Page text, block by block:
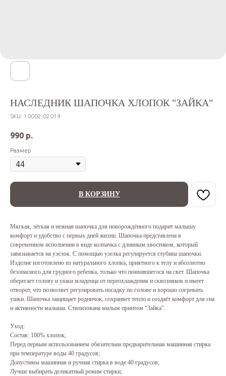
НАСЛЕДНИК ШАПОЧКА ХЛОПОК "ЗАЙКА"
SKU: 10002-02019
990 р.
Размер
В КОРЗИНУ
Мягкая, лёгкая и нежная шапочка для новорождённого подарит малышу
комфорт и удобство с первых дней жизни. Шапочка представлена в
современном исполнении в виде колпачка с длинным хвостиком, который
завязывается на узелок. С помощью узелка регулируется глубина шапочки.
Изделие изготовлено из натурального хлопка, приятного к телу и абсолютно
безопасного для грудного ребенка, только что появившегося на свет. Шапочка
оберегает голову и ушки младенца от переохлаждения и сквозняков и имеет
отворот, что позволяет регулировать посадку по голове и хорошо согревать
ушки. Шапочка защищает родничок, сохраняет тепло и создаёт комфорт для сна
и активности малыша. Стилизована милым принтом "Зайка".
Уход:
Состав: 100% хлопок;
Перед первым использованием обязательна предварительная машинная стирка
при температуре воды 40 градусов;
Допустимы машинная и ручная стирка в воде 40 градусов;
Лучше выбирать деликатный режим стирки;